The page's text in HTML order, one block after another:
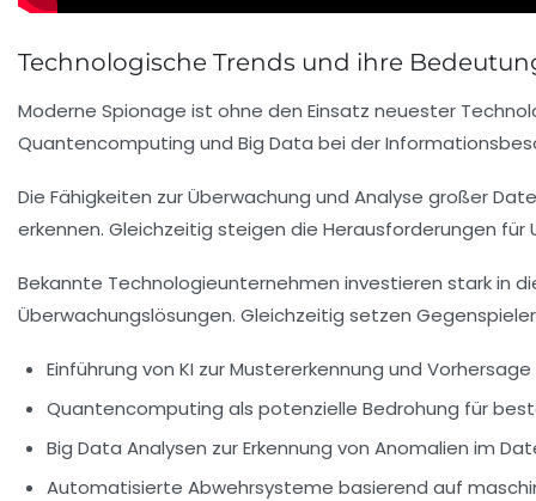
Technologische Trends und ihre
Moderne Spionage ist ohne den Einsatz neuester
Quantencomputing und Big Data bei der
Die Fähigkeiten zur Überwachung und Analyse großer
erkennen. Gleichzeitig steigen die Herausforderungen
Bekannte Technologieunternehmen investieren stark in
Überwachungslösungen. Gleichzeitig setzen
Einführung von KI zur Mustererkennung und
Quantencomputing als potenzielle Bedrohung für
Big Data Analysen zur Erkennung von Anomalien im
Automatisierte Abwehrsysteme basierend auf